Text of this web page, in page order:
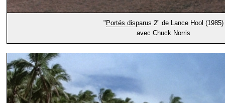
"Portés disparus 2" de Lance Hool (1985)
avec Chuck Norris